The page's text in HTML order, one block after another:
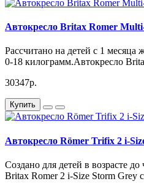
Автокресло Britax Romer
Рассчитано на детей с 1 месяца
0-18 килограмм.Автокресло
30347р.
Купить
Автокресло Römer Trifix 2 i-
Создано для детей в возрасте
Britax Romer 2 i-Size Storm Grey